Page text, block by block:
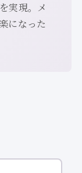
実現。メ
になった